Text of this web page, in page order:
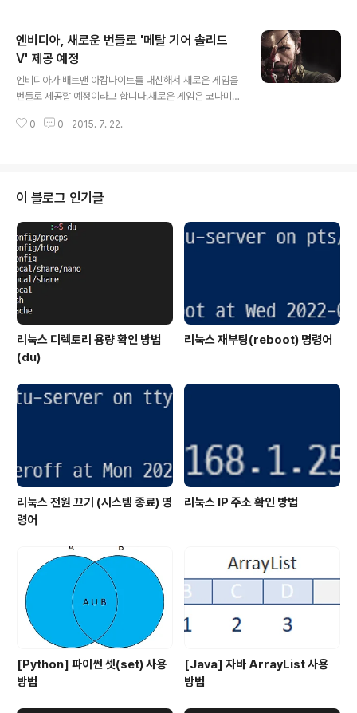
러로 전년 동기대비 38% 증가되었습니다.애플의 대표 제
품인 아이폰의 판매량입니다.애플의 대표적인 제품답게 엄
청난 판매를 보이고 있습니다. 아이폰은 4750만대가 판매
되면서 역시 엄청난 인기를 보여주고 있습니다.다음으로
입니다. 태블릿 수요가 생각보다 늘지 않으면서 꾸준하게
엔비디아, 새로운 번들로 '메탈 기어 솔리드
V' 제공 예정
엔비디아가 배트맨 아캄나이트를 대신해서 새로운 게임을
번들로 제공할 예정이라고 합니다.새로운 게임은 코나미의
기 판매 업체인 뉴에그와 레딧을 통해서 유출된 내용입니
탄 X(Titan X)도 적용될 가능성이 있습니다.메탈 기어 솔
리드 V 더 팬텀 페인은 플레이스테이션 3, 4, XBox One,
XBox 360버전이 9월 1일출시될 예정입니다.또한 PC판
은 9월 15일에 출시될 예정입니다.이미 메탈 기어 솔리드
시리즈를 개발한 코지마 프로덕션이 해체된다는 소식이 있
었습니다.마지막 메..
0 0 2015. 7. 22.
이 블로그 인기글
리눅스 디렉토리 용량 확인 방법
(du)
리눅스 재부팅(reboot) 명령어
리눅스 전원 끄기 (시스템 종료) 명
령어
리눅스 IP 주소 확인 방법
[Python] 파이썬 셋(set) 사용
방법
[Java] 자바 ArrayList 사용
방법